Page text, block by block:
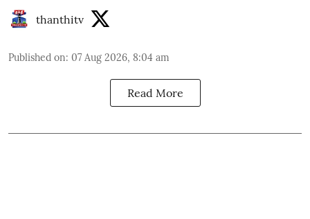
thanthitv
Published on: 07 Aug 2026, 8:04 am
Read More